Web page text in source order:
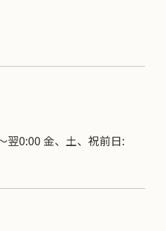
翌0:00 金、土、祝前日: